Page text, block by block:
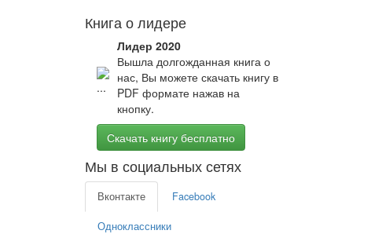
Книга о лидере
Лидер 2020
Вышла долгожданная книга о
нас, Вы можете скачать книгу в
PDF формате нажав на
кнопку.
Скачать книгу бесплатно
Мы в социальных сетях
Вконтакте Facebook
Одноклассники